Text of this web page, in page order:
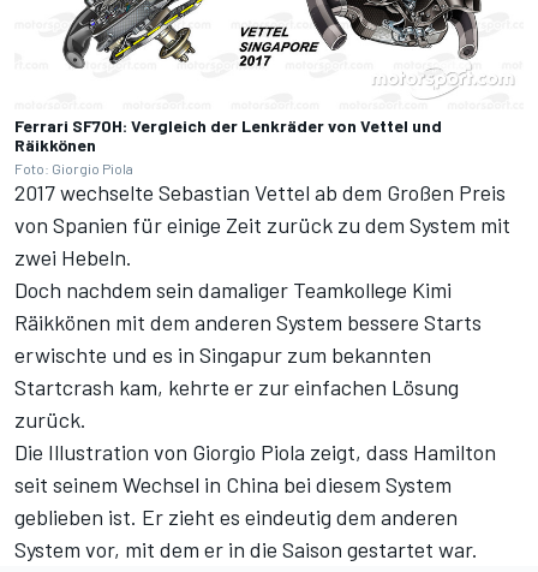
Ferrari SF70H: Vergleich der Lenkräder von Vettel und
Räikkönen
Foto: Giorgio Piola
2017 wechselte Sebastian Vettel ab dem Großen Preis
von Spanien für einige Zeit zurück zu dem System mit
zwei Hebeln.
Doch nachdem sein damaliger Teamkollege Kimi
Räikkönen mit dem anderen System bessere Starts
erwischte und es in Singapur zum bekannten
Startcrash kam, kehrte er zur einfachen Lösung
zurück.
Die Illustration von Giorgio Piola zeigt, dass Hamilton
seit seinem Wechsel in China bei diesem System
geblieben ist. Er zieht es eindeutig dem anderen
System vor, mit dem er in die Saison gestartet war.